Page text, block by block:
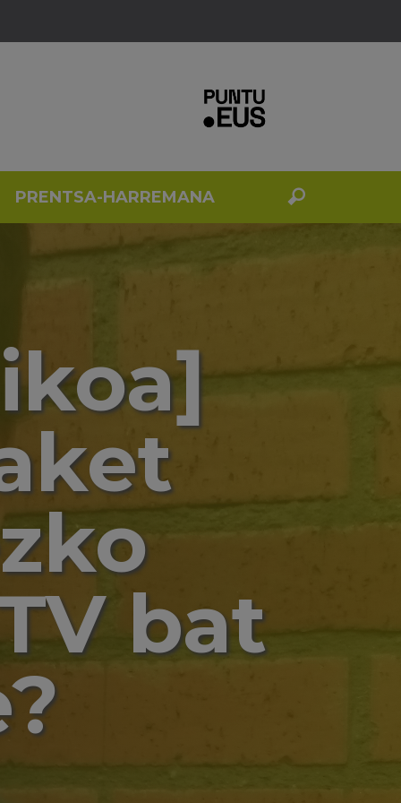
PRENTSA-HARREMANA
bat